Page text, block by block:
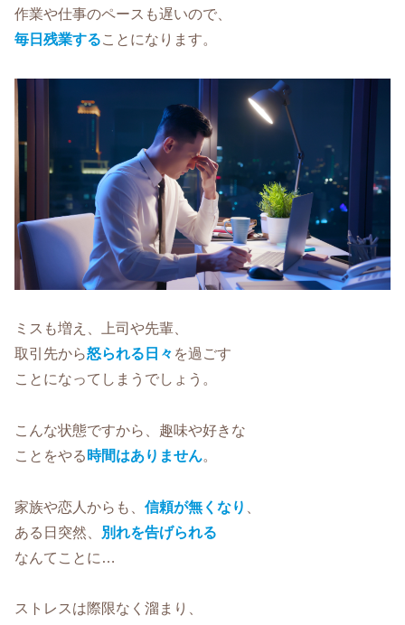
作業や仕事のペースも遅いので、
毎日残業することになります。
ミスも増え、上司や先輩、
取引先から怒られる日々 を過ごす
ことになってしまうでしょう。
こんな状態ですから、趣味や好きな
ことをやる 時間はありません。
家族や恋人からも、 信頼が無くなり
ある日突然、
別れを告げられる
なんてことに…
ストレスは際限なく溜まり、